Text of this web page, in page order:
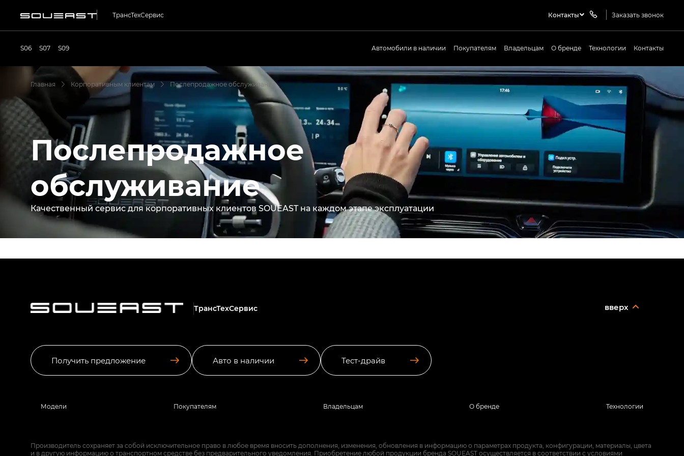
ТрансТехСервис Контакты Заказать звонок
S06 S07 S09 Автомобили в наличии Покупателям Владельцам О бренде Технологии Контакты
Главная Корпоративным клиентам Послепродажное обслуживание
Послепродажное
обслуживание
Качественный сервис для корпоративных клиентов SOUEAST на каждом этапе эксплуатации
Получить предложение Авто в наличии Тест-драйв
вверх
ТрансТехСервис
Модели Покупателям Владельцам О бренде Технологии
Производитель сохраняет за собой исключительное право в любое время вносить дополнения, изменения, обновления в информацию о параметрах продукта, конфигурации, материалы, цвета
и в другую информацию о транспортном средстве без предварительного уведомления. Приобретение любой продукции бренда SOUEAST осуществляется в соответствии с условиями